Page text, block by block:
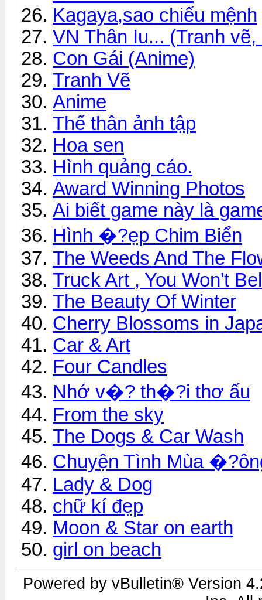
Kagaya,sao chiếu mệnh
VN Thân Iu... (Tranh
Con Gái (Anime)
Tranh Vẽ
Anime
Thế thân ảnh tập
Hoa sen
Hình quảng cáo.
Award Winning Photos
Ai biết game này là
Hình �?ẹp Chim Biển
The Weeds And The
Truck Art , You Won't
The Beauty Of Winter
Cherry Blossoms in
Car & Art
Four Candles
Nhớ v�? th�?i thơ ấu
From the sky
The Dogs & Car Wash
Chuyện Tình Mùa
Lady & Dog
chữ kí đẹp
Moon & Star on earth
girl on beach
Powered by vBulletin® Version